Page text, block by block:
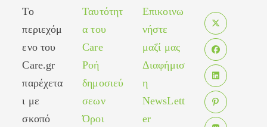
Το
περιεχόμ
ενο του
Care.gr
παρέχετα
ι με
σκοπό
Ταυτότητ
α του
Care
Ροή
δημοσιεύ
σεων
Όροι
Επικοινω
νήστε
μαζί μας
Διαφήμισ
η
NewsLett
er
Opens
in
a
new
tab
Opens
in
a
new
tab
Opens
in
aOpens